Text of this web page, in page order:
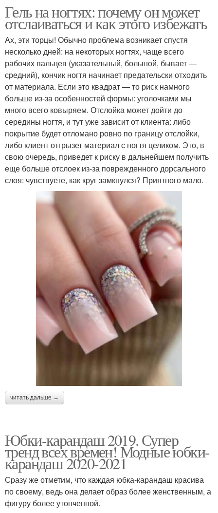
Гель на ногтях: почему он может
отслаиваться и как этого избежать
Ах, эти торцы! Обычно проблема возникает спустя
несколько дней: на некоторых ногтях, чаще всего
рабочих пальцев (указательный, большой, бывает —
средний), кончик ногтя начинает предательски отходить
от материала. Если это квадрат — то риск намного
больше из-за особенностей формы: уголочками мы
много всего ковыряем. Отслойка может дойти до
середины ногтя, и тут уже зависит от клиента: либо
покрытие будет отломано ровно по границу отслойки,
либо клиент отгрызет материал с ногтя целиком. Это, в
свою очередь, приведет к риску в дальнейшем получить
еще больше отслоек из-за поврежденного дорсального
слоя: чувствуете, как круг замкнулся? Приятного мало.
читать дальше →
Юбки-карандаш 2019. Супер
тренд всех времен! Модные юбки-
карандаш 2020-2021
Сразу же отметим, что каждая юбка-карандаш красива
по своему, ведь она делает образ более женственным, а
фигуру более утонченной.